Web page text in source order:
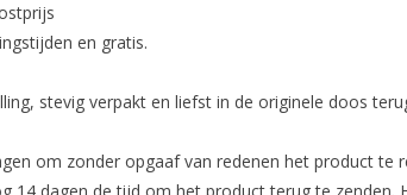
en gratis.
stevig verpakt en liefst in de originele doos
om zonder opgaaf van redenen het product